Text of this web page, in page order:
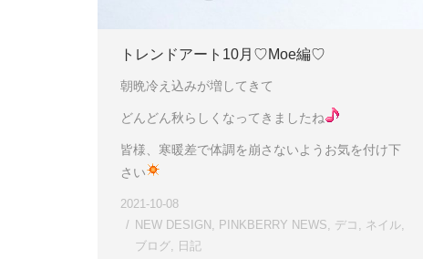
トレンドアート10月♡Moe編♡
朝晩冷え込みが増してきて
どんどん秋らしくなってきましたね
皆様、寒暖差で体調を崩さないようお気を付け下
さい
2021-10-08
NEW DESIGN , PINKBERRY NEWS, デコ , ネイル,
ブログ, 日記